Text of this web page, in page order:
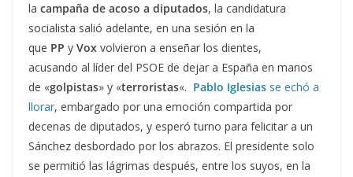
la campaña de acoso a diputados, la candidatura
socialista salió adelante, en una sesión en la
que PP y Vox volvieron a enseñar los dientes,
acusando al líder del PSOE de dejar a España en manos
de «golpistas» y «terroristas«. Pablo Iglesias se echó a
llorar, embargado por una emoción compartida por
decenas de diputados, y esperó turno para felicitar a un
Sánchez desbordado por los abrazos. El presidente solo
se permitió las lágrimas después, entre los suyos, en la